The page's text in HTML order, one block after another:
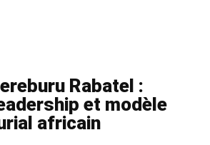
Rabatel :
et modèle
africain